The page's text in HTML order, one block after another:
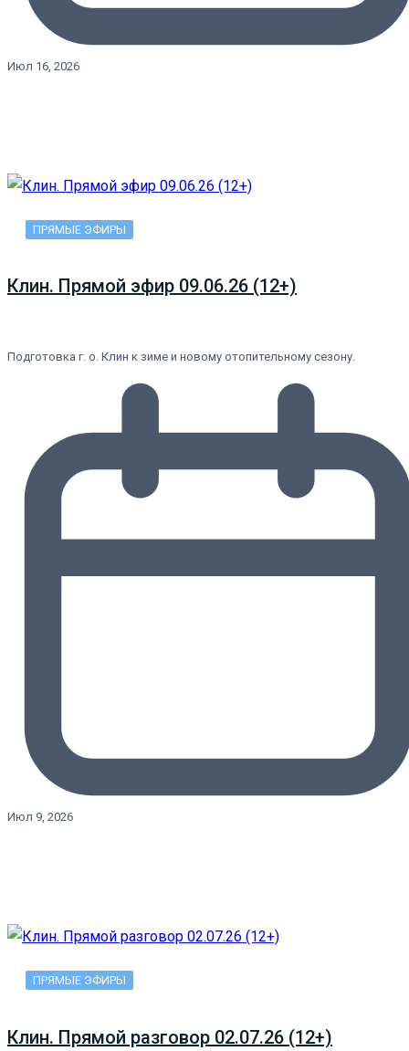
Июл 16, 2026
ПРЯМЫЕ ЭФИРЫ
Клин. Прямой эфир 09.06.26 (12+)
Подготовка г. о. Клин к зиме и новому отопительному сезону.
Июл 9, 2026
ПРЯМЫЕ ЭФИРЫ
Клин. Прямой разговор 02.07.26 (12+)